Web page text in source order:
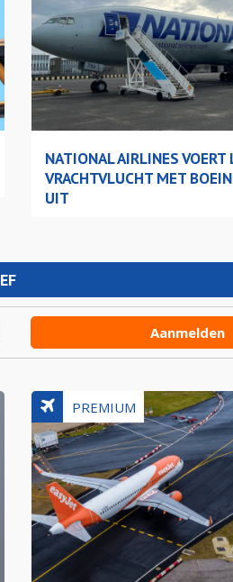
NATIONAL AIRLINES VOERT
VRACHTVLUCHT MET
UIT